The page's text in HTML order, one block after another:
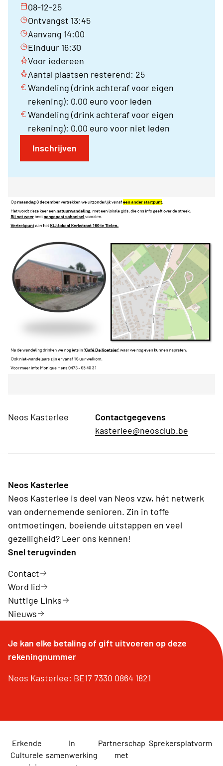
08-12-25
Ontvangst 13:45
Aanvang 14:00
Einduur 16:30
Voor iedereen
Aantal plaatsen resterend: 25
Wandeling (drink achteraf voor eigen
rekening): 0,00 euro voor leden
Wandeling (drink achteraf voor eigen
rekening): 0,00 euro voor niet leden
Inschrijven
Neos Kasterlee
Contactgegevens
kasterlee@neosclub.be
Neos Kasterlee
Neos Kasterlee is deel van Neos vzw, hét netwerk
van ondernemende senioren. Zin in toffe
ontmoetingen, boeiende uitstappen en veel
gezelligheid? Leer ons kennen!
Snel terugvinden
Contact
Word lid
Nuttige Links
Nieuws
Je kan elke betaling of gift uitvoeren op deze
rekeningnummer
Neos Kasterlee: BE17 7330 0864 1821
Erkende
Culturele
In
samenwerking
Partnerschap
met
Sprekersplatvorm